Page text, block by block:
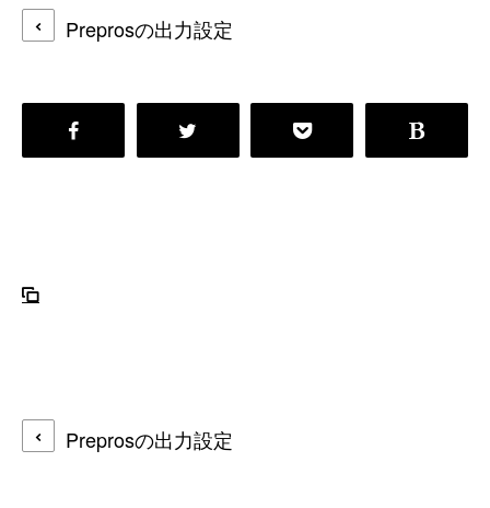
Preprosの出力設定
Preprosの出力設定